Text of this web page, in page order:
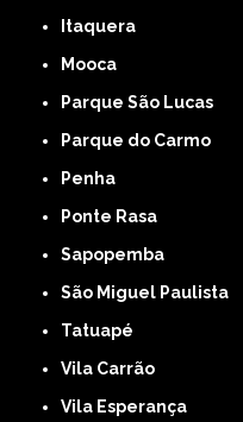
Itaquera
Mooca
Parque São Lucas
Parque do Carmo
Penha
Ponte Rasa
Sapopemba
São Miguel Paulista
Tatuapé
Vila Carrão
Vila Esperança